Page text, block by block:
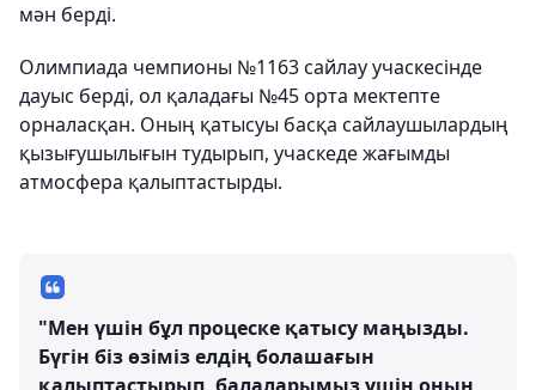
мән берді.
Олимпиада чемпионы №1163 сайлау учаскесінде
дауыс берді, ол қаладағы №45 орта мектепте
орналасқан. Оның қатысуы басқа сайлаушылардың
қызығушылығын тудырып, учаскеде жағымды
атмосфера қалыптастырды.
"Мен үшін бұл процеске қатысу маңызды.
Бүгін біз өзіміз елдің болашағын